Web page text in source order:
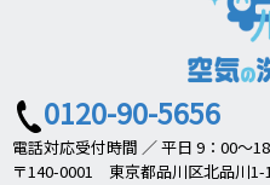
0120-90-5656
電話対応受付時間 ／ 平日 9：00～
〒140-0001 東京都品川区北品川